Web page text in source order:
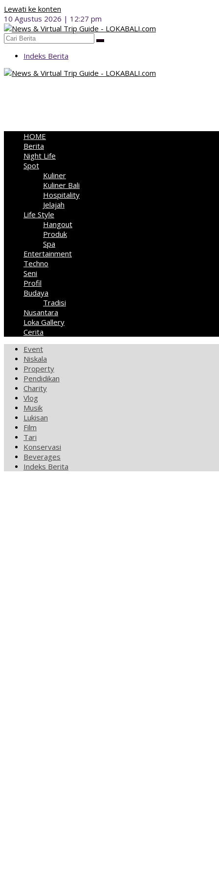
Lewati ke konten
10 Agustus 2026 | 12:27 pm
Indeks Berita
HOME
Berita
Night Life
Spot
Kuliner
Kuliner Bali
Hospitality
Jelajah
Life Style
Hangout
Produk
Spa
Entertainment
Techno
Seni
Profil
Budaya
Tradisi
Nusantara
Loka Gallery
Cerita
Event
Niskala
Property
Pendidikan
Charity
Vlog
Musik
Lukisan
Film
Tari
Konservasi
Beverages
Indeks Berita